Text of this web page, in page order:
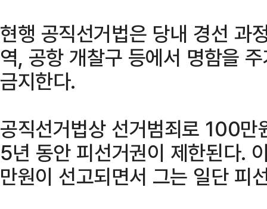
현행 공직선거법은 당내 경선 과
역, 공항 개찰구 등에서 명함을
금지한다.
공직선거법상 선거범죄로 100만
5년 동안 피선거권이 제한된다.
만원이 선고되면서 그는 일단 피